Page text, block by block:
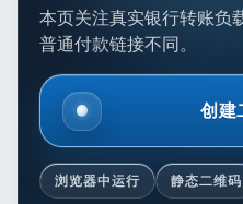
本页关注真实银行转账负
普通付款链接不同。
创建
浏览器中运行 静态二维码